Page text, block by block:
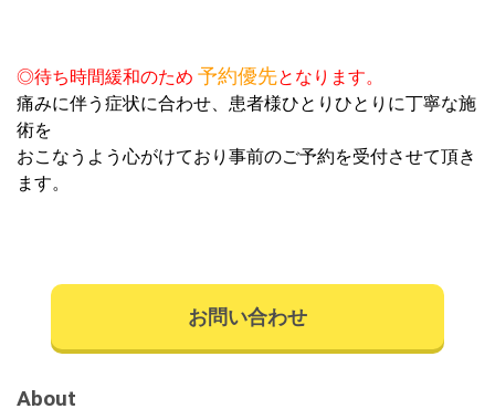
1月12日(土) 午後診〜 15日(火)まで 休診させて頂きます。
2018.06.27
予約が混み合っております。７日前〜あらかじめお日にち
の余裕をもってご予約下さいませ。
で 自費診療となります。
◎待ち時間緩和のため 予約優先となります。
痛みに伴う症状に合わせ、患者様ひとりひとりに丁寧な施
術を
おこなうよう心がけており事前のご予約を受付させて頂き
ます。
お問い合わせ
About